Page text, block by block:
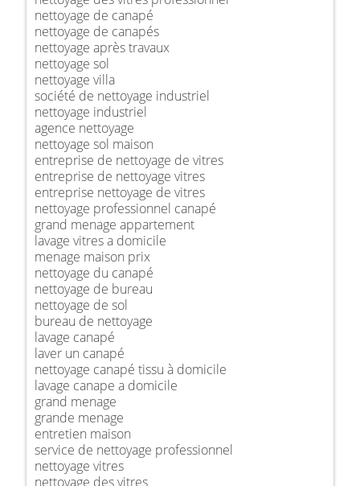
nettoyage de canapé
nettoyage de canapés
nettoyage après travaux
nettoyage sol
nettoyage villa
société de nettoyage industriel
nettoyage industriel
agence nettoyage
nettoyage sol maison
entreprise de nettoyage de vitres
entreprise de nettoyage vitres
entreprise nettoyage de vitres
nettoyage professionnel canapé
grand menage appartement
lavage vitres a domicile
menage maison prix
nettoyage du canapé
nettoyage de bureau
nettoyage de sol
bureau de nettoyage
lavage canapé
laver un canapé
nettoyage canapé tissu à domicile
lavage canape a domicile
grand menage
grande menage
entretien maison
service de nettoyage professionnel
nettoyage vitres
nettoyage des vitres